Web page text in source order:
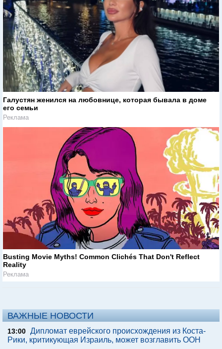
Галустян женился на любовнице, которая бывала в доме
его семьи
Реклама
Busting Movie Myths! Common Clichés That Don't Reflect
Reality
Реклама
ВАЖНЫЕ НОВОСТИ
13:00 Дипломат еврейского происхождения из Коста-
Рики, критикующая Израиль, может возглавить ООН